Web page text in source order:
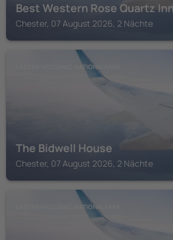
Best Western Rose Quartz Inn
Chester, 07 August 2026, 2 Nächte
LASSEN-VOLCANIC-NATIONALPARK
The Bidwell House
Chester, 07 August 2026, 2 Nächte
LASSEN-VOLCANIC-NATIONALPARK